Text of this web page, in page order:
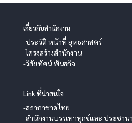
เกี่ยวกับสำนักงาน
-ประวัติ หน้าที่ ยุทธศาสตร์
-โครงสร้างสำนักงาน
-วิสัยทัศน์ พันธกิจ
Link ที่น่าสนใจ
-สภากาชาดไทย
-สำนักงานบรรเทาทุกข์และ ประชา